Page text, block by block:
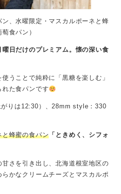
ン、水曜限定・マスカルポーネと蜂
食パン）
曜日だけのプレミアム。懐の深い食
うことで純粋に「黒糖を楽しむ」
た食パンです
りは12:30）、28mm style：330
と蜂蜜の食パン 「ときめく、シフォ
さを引き出し、北海道根室地区の
かなクリームチーズとマスカルポ